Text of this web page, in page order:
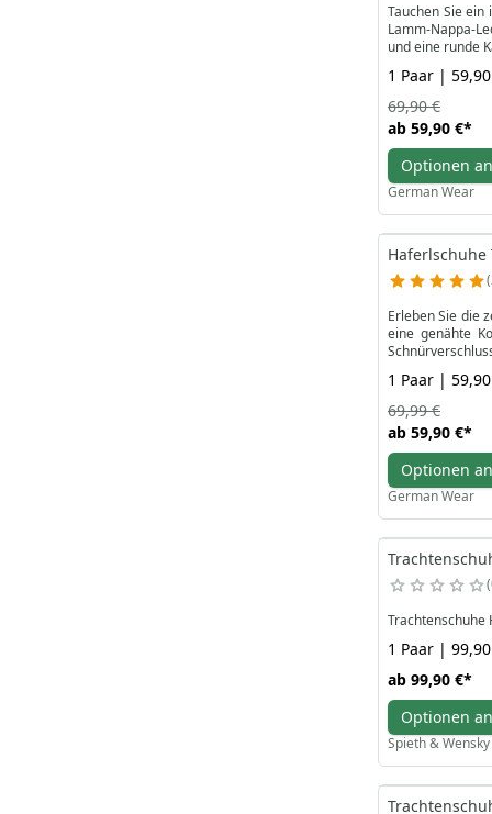
Tauchen Sie
Lamm-Nappa-
und eine runde
Erleben Sie
Praktikabilität
Wahl, um Ihre
1 Paar |
ab 59,90 €*
69,90 €
Optionen
German Wear
Erleben Sie die
eine genähte
Bereichern Sie
kleiden oder Ihr
online und
1 Paar |
ab 59,90 €*
69,99 €
Optionen
German Wear
Trachtenschuhe
1 Paar |
ab 99,90 €*
Optionen
Spieth & Wensky